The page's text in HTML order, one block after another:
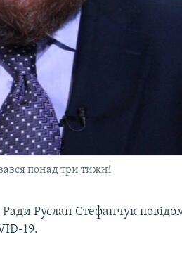
понад три тижні
Руслан Стефанчук
19.